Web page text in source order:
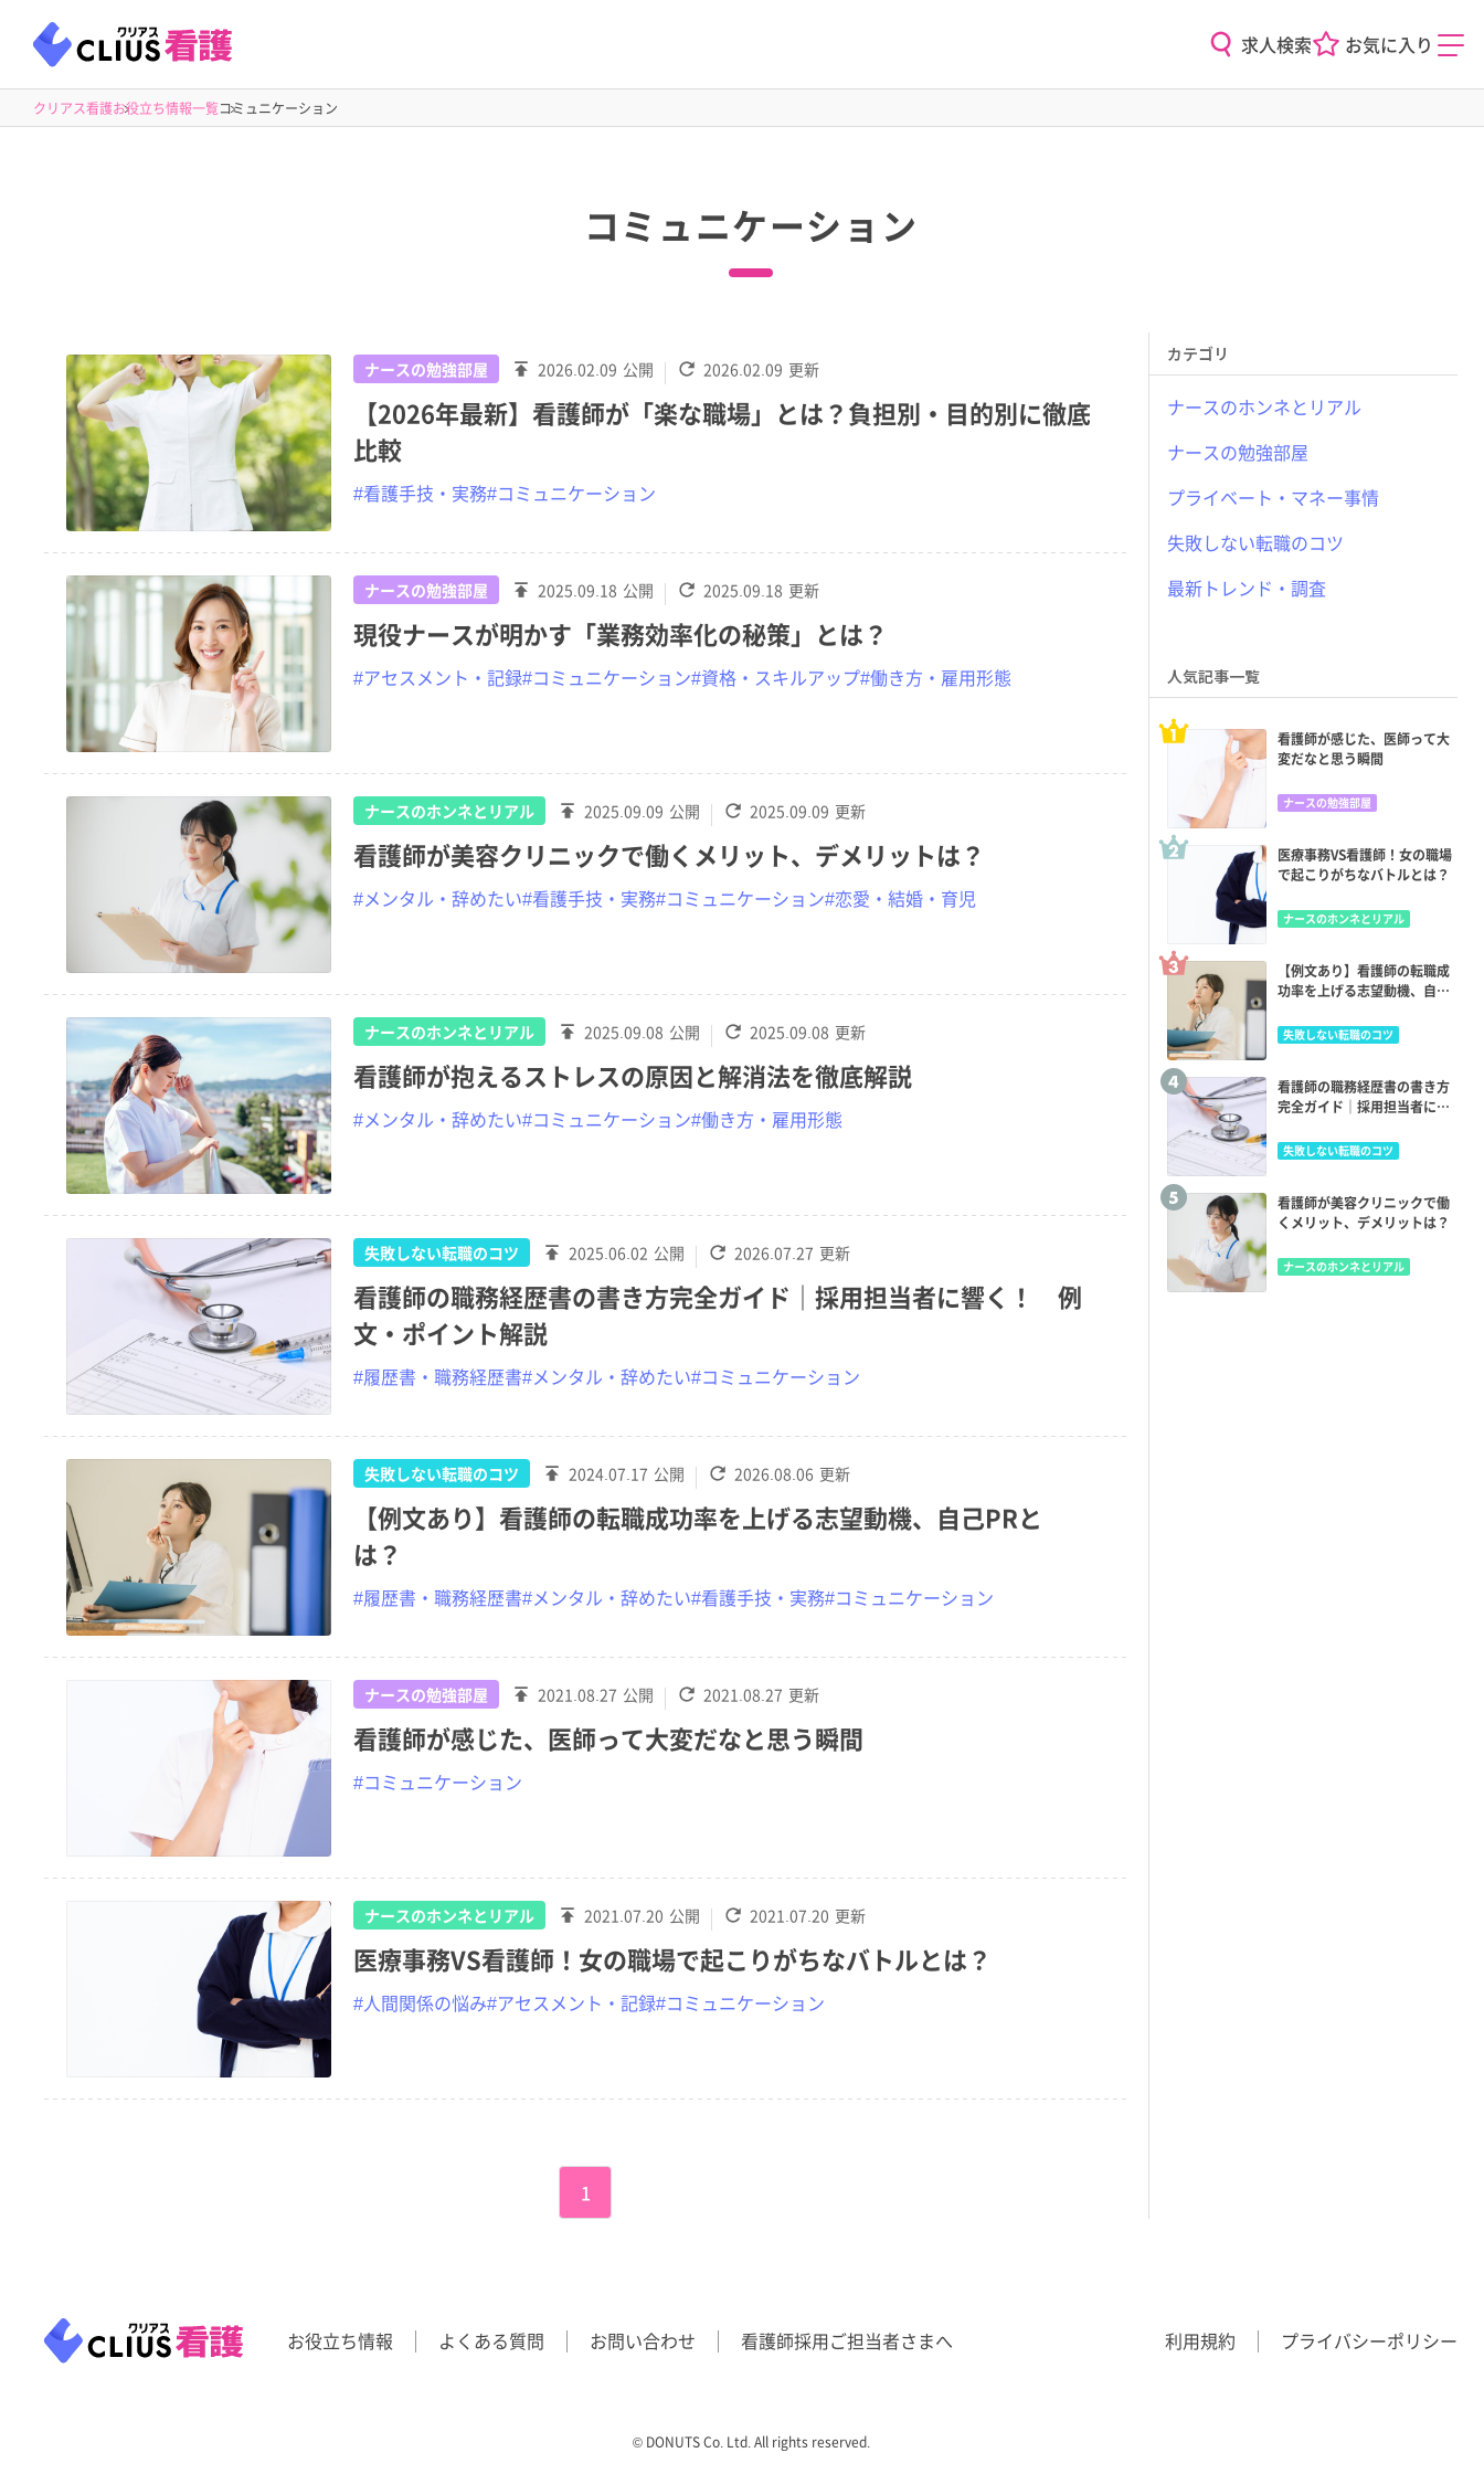
求人検索 お気に入り
クリアス看護お役立ち情報一覧コミュニケーション
コミュニケーション
ナースの勉強部屋 2026.02.09 公開 2026.02.09 更新
【2026年最新】看護師が「楽な職場」とは？負担別・目的別に徹底
比較
#看護手技・実務#コミュニケーション
ナースの勉強部屋 2025.09.18 公開 2025.09.18 更新
現役ナースが明かす「業務効率化の秘策」とは？
#アセスメント・記録#コミュニケーション#資格・スキルアップ#働き方・雇用形態
ナースのホンネとリアル 2025.09.09 公開 2025.09.09 更新
看護師が美容クリニックで働くメリット、デメリットは？
#メンタル・辞めたい#看護手技・実務#コミュニケーション#恋愛・結婚・育児
ナースのホンネとリアル 2025.09.08 公開 2025.09.08 更新
看護師が抱えるストレスの原因と解消法を徹底解説
#メンタル・辞めたい#コミュニケーション#働き方・雇用形態
失敗しない転職のコツ 2025.06.02 公開 2026.07.27 更新
看護師の職務経歴書の書き方完全ガイド｜採用担当者に響く！ 例
文・ポイント解説
#履歴書・職務経歴書#メンタル・辞めたい#コミュニケーション
失敗しない転職のコツ 2024.07.17 公開 2026.08.06 更新
【例文あり】看護師の転職成功率を上げる志望動機、自己PRと
は？
#履歴書・職務経歴書#メンタル・辞めたい#看護手技・実務#コミュニケーション
ナースの勉強部屋 2021.08.27 公開 2021.08.27 更新
看護師が感じた、医師って大変だなと思う瞬間
#コミュニケーション
ナースのホンネとリアル 2021.07.20 公開 2021.07.20 更新
医療事務VS看護師！女の職場で起こりがちなバトルとは？
#人間関係の悩み#アセスメント・記録#コミュニケーション
1
カテゴリ
ナースのホンネとリアル
ナースの勉強部屋
プライベート・マネー事情
失敗しない転職のコツ
最新トレンド・調査
人気記事一覧
看護師が感じた、医師って大
変だなと思う瞬間
ナースの勉強部屋
医療事務VS看護師！女の職場
で起こりがちなバトルとは？
ナースのホンネとリアル
【例文あり】看護師の転職成
功率を上げる志望動機、自己
失敗しない転職のコツ
看護師の職務経歴書の書き方
完全ガイド｜採用担当者に響
失敗しない転職のコツ
看護師が美容クリニックで働
くメリット、デメリットは？
ナースのホンネとリアル
お役立ち情報 よくある質問 お問い合わせ 看護師採用ご担当者さまへ 利用規約 プライバシーポリシー
©︎ DONUTS Co. Ltd. All rights reserved.